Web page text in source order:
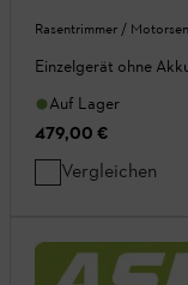
Rasentrimmer /
Einzelgerät ohne
Auf Lager
479,00 €
Vergleichen